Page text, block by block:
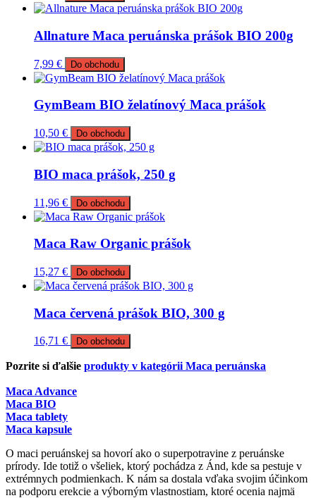
Allnature Maca peruánska prášok BIO 200g
7,99 € Do obchodu
GymBeam BIO želatínový Maca prášok
10,50 € Do obchodu
BIO maca prášok, 250 g
11,96 € Do obchodu
Maca Raw Organic prášok
15,27 € Do obchodu
Maca červená prášok BIO, 300 g
16,71 € Do obchodu
Pozrite si ďalšie produkty v kategórii Maca peruánska
Maca Advance
Maca BIO
Maca tablety
Maca kapsule
O maci peruánskej sa hovorí ako o superpotravine z peruánske
prírody. Ide totiž o všeliek, ktorý pochádza z Ánd, kde sa pestuje v
extrémnych podmienkach. K nám sa dostala vďaka svojim účinkom
na podporu erekcie a výborným vlastnostiam, ktoré ocenia najmä